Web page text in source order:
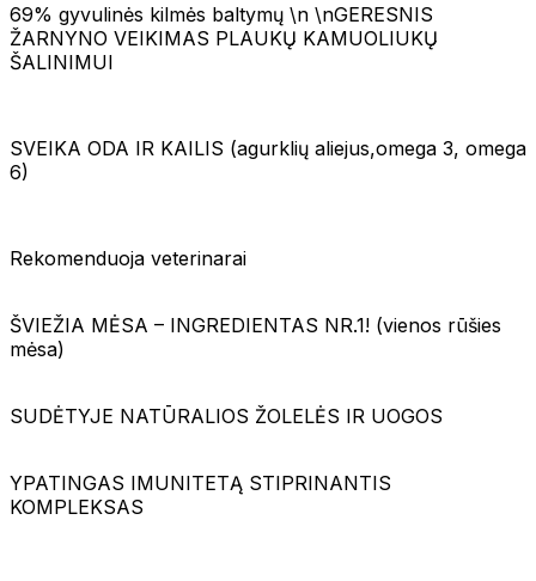
69% gyvulinės kilmės baltymų \n \nGERESNIS
ŽARNYNO VEIKIMAS PLAUKŲ KAMUOLIUKŲ
ŠALINIMUI
SVEIKA ODA IR KAILIS (agurklių aliejus,omega 3, omega
6)
Rekomenduoja veterinarai
ŠVIEŽIA MĖSA – INGREDIENTAS NR.1! (vienos rūšies
mėsa)
SUDĖTYJE NATŪRALIOS ŽOLELĖS IR UOGOS
YPATINGAS IMUNITETĄ STIPRINANTIS
KOMPLEKSAS